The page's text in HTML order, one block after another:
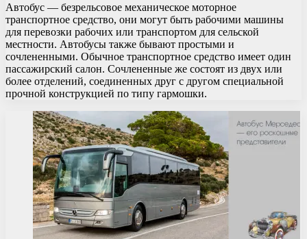
Автобус — безрельсовое механическое моторное
транспортное средство, они могут быть рабочими машины
для перевозки рабочих или транспортом для сельской
местности. Автобусы также бывают простыми и
сочлененными. Обычное транспортное средство имеет один
пассажирский салон. Сочлененные же состоят из двух или
более отделений, соединенных друг с другом специальной
прочной конструкцией по типу гармошки.